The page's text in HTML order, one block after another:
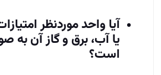
آیا واحد موردنظر
یا آب، برق و گاز آن به
است؟